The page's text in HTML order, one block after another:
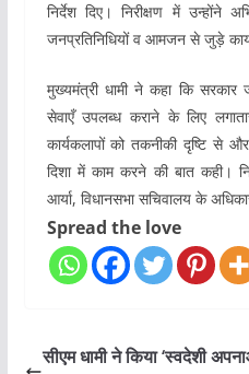
निर्देश दिए। निरीक्षण में
जनप्रतिनिधियों व आमजन से जुड़े
मुख्यमंत्री धामी ने कहा कि सरकार
सेवाएँ उपलब्ध कराने के लिए
कार्यकलापों को तकनीकी दृष्टि से
दिशा में काम करने की बात कही।
आर्या, विधानसभा सचिवालय के
Spread the love
सीएम धामी ने किया ‘स्वदेशी